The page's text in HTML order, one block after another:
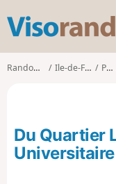
Randonnées Ile-de-France Paris
Du Quartier